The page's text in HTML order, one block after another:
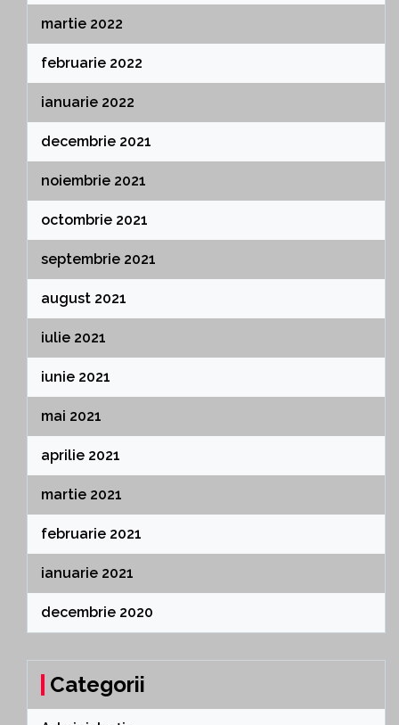
martie 2022
februarie 2022
ianuarie 2022
decembrie 2021
noiembrie 2021
octombrie 2021
septembrie 2021
august 2021
iulie 2021
iunie 2021
mai 2021
aprilie 2021
martie 2021
februarie 2021
ianuarie 2021
decembrie 2020
Categorii